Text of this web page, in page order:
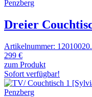
Dreier
Artikelnummer:
299 €
zum Produkt
Sofort verfügbar!